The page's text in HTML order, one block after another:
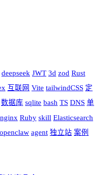
deepseek JWT 3d zod Rust
互联网 Vite tailwindCSS 定
数据库 sqlite bash TS DNS 单
nginx Ruby skill Elasticsearch
openclaw agent 独立站 案例